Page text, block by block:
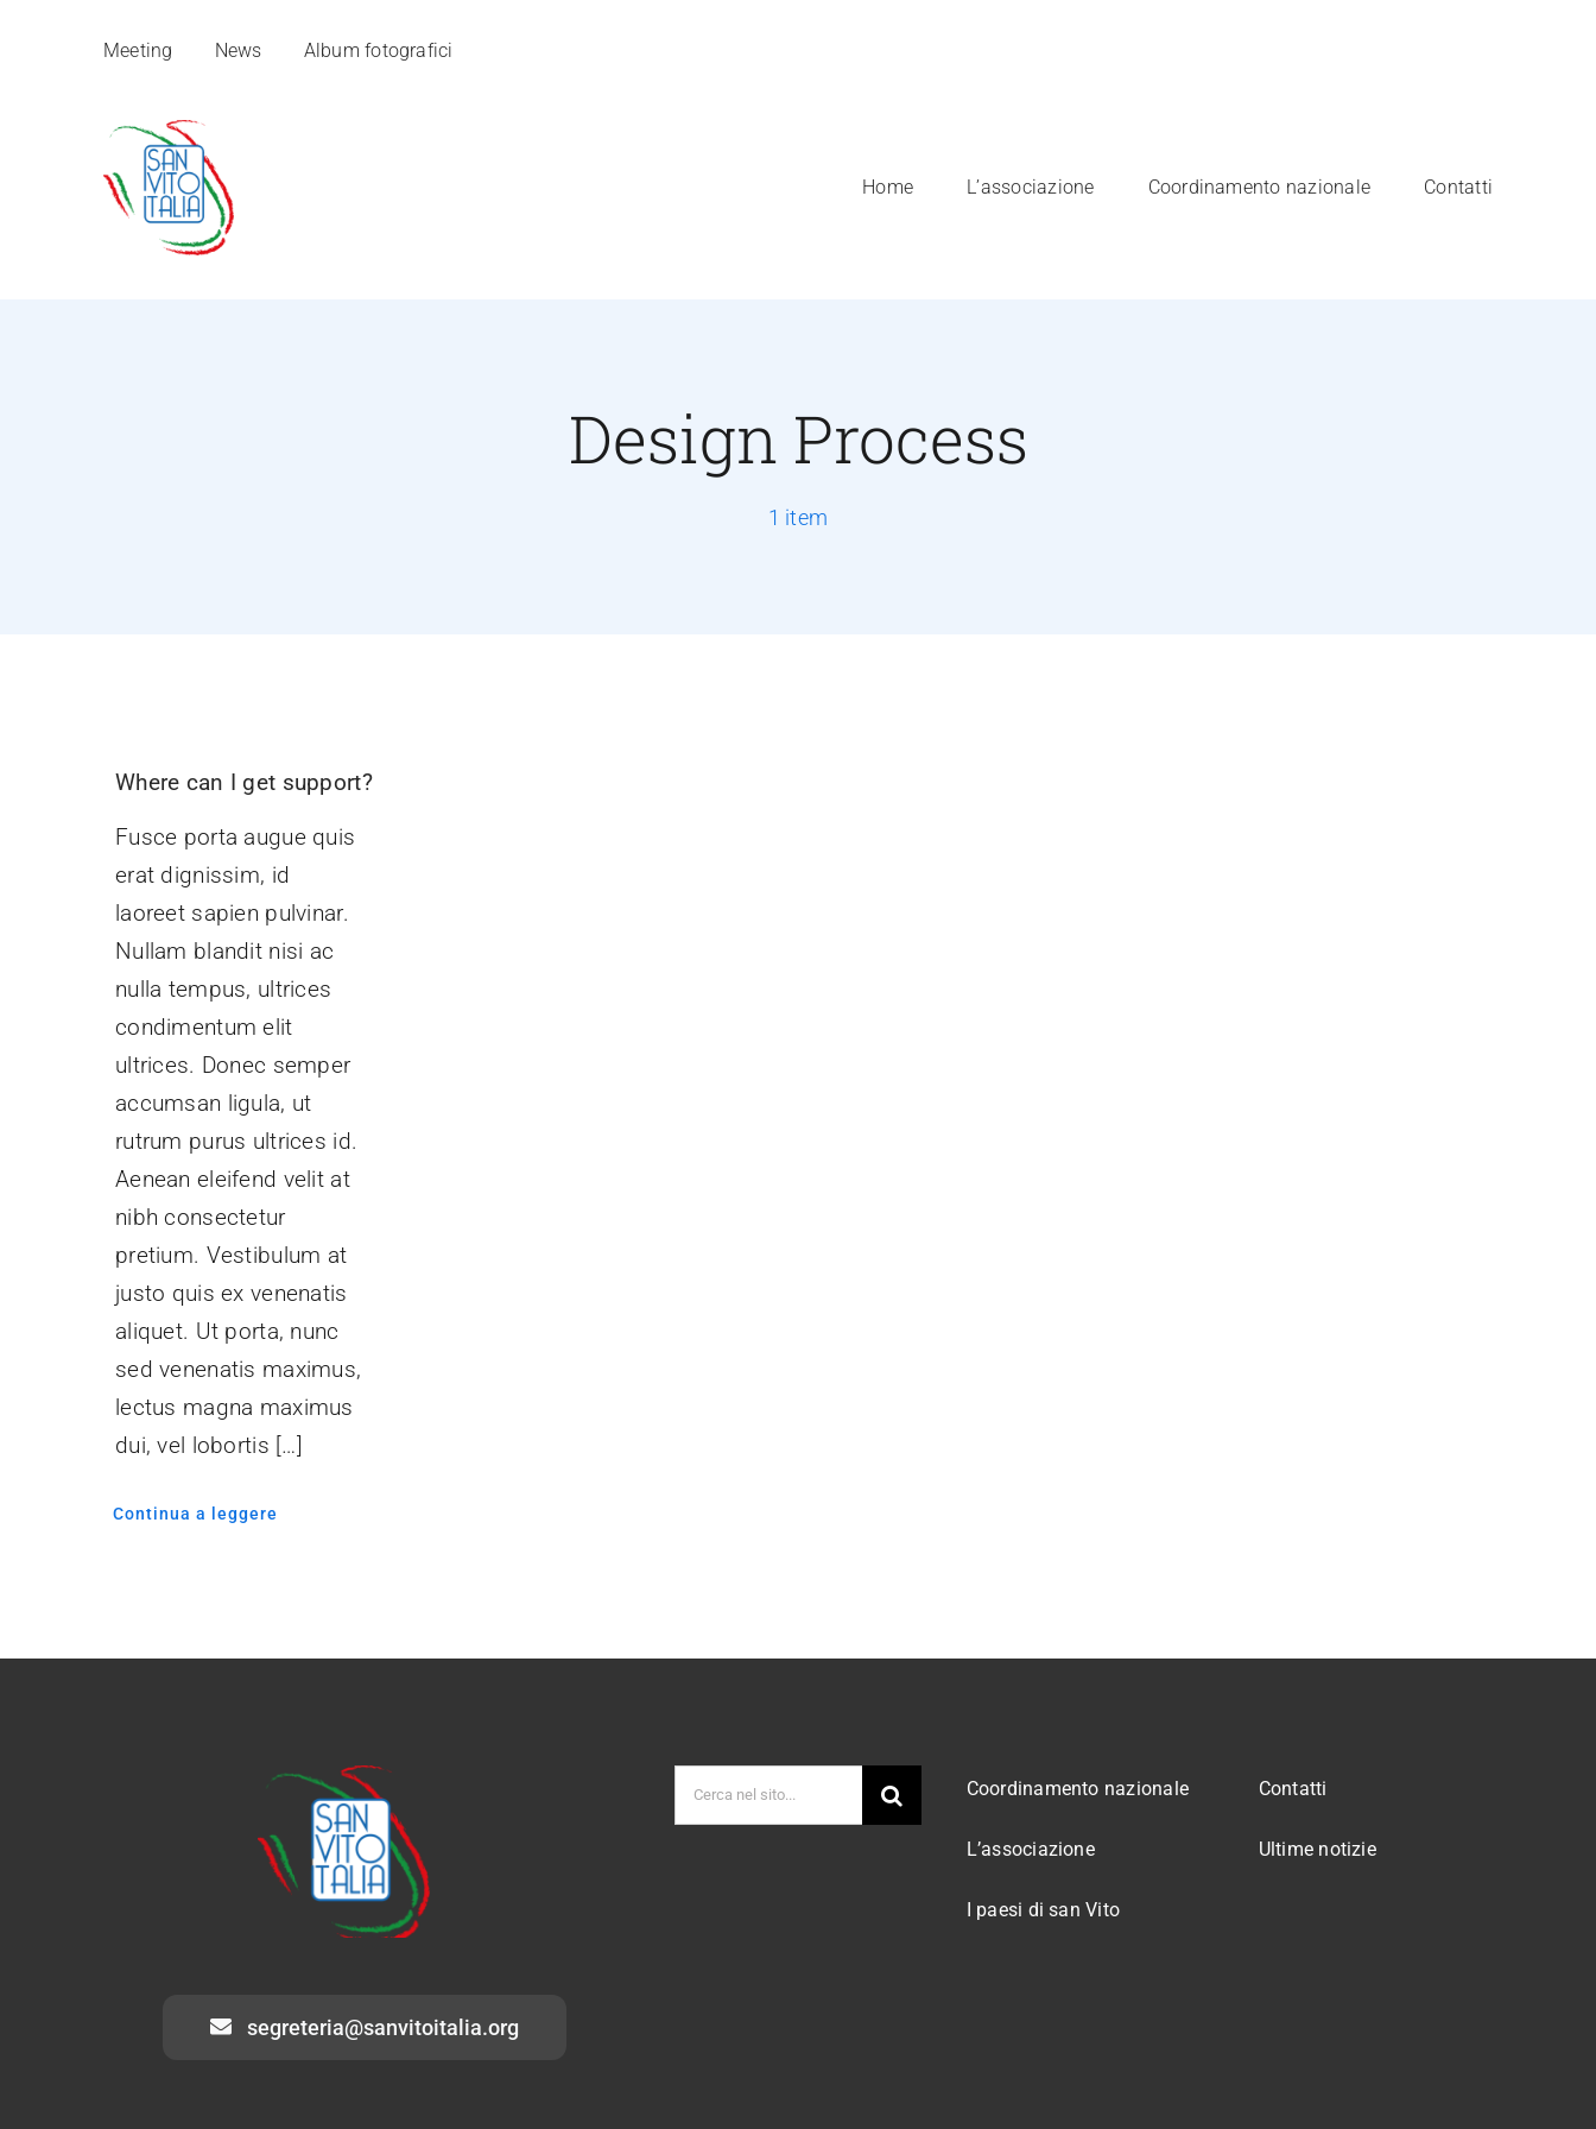
Meeting News Album fotografici
Home L’associazione Coordinamento nazionale Contatti
Design Process
1 item
Where can I get support?
Fusce porta augue quis
erat dignissim, id
laoreet sapien pulvinar.
Nullam blandit nisi ac
nulla tempus, ultrices
condimentum elit
ultrices. Donec semper
accumsan ligula, ut
rutrum purus ultrices id.
Aenean eleifend velit at
nibh consectetur
pretium. Vestibulum at
justo quis ex venenatis
aliquet. Ut porta, nunc
sed venenatis maximus,
lectus magna maximus
dui, vel lobortis […]
Continua a leggere
segreteria@sanvitoitalia.org
Cerca
per:
Coordinamento nazionale
L’associazione
I paesi di san Vito
Contatti
Ultime notizie